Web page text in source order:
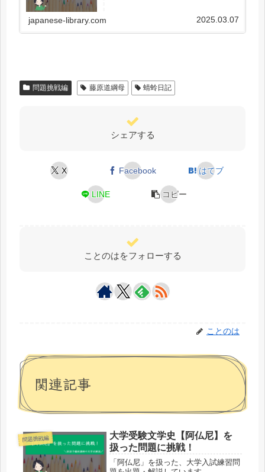
japanese-library.com 2025.03.07
問題挑戦編 藤原道綱母 蜻蛉日記
シェアする
X Facebook はてブ
LINE コピー
ことのはをフォローする
ことのは
関連記事
問題挑戦編
大学受験文学史【阿仏尼】を
扱った問題に挑戦！
「阿仏尼」を扱った、大学入試練習問